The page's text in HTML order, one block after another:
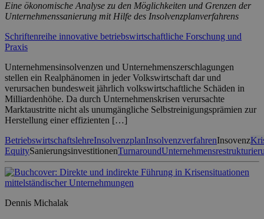
Eine ökonomische Analyse zu den Möglichkeiten und Grenzen der
Unternehmenssanierung mit Hilfe des Insolvenzplanverfahrens
Schriftenreihe innovative betriebswirtschaftliche Forschung und
Praxis
Unternehmensinsolvenzen und Unternehmenszerschlagungen
stellen ein Realphänomen in jeder Volkswirtschaft dar und
verursachen bundesweit jährlich volkswirtschaftliche Schäden in
Milliardenhöhe. Da durch Unternehmenskrisen verursachte
Marktaustritte nicht als unumgängliche Selbstreinigungsprämien zur
Herstellung einer effizienten […]
BetriebswirtschaftslehreInsolvenzplanInsolvenzverfahrenInsovenz
EquitySanierungsinvestitionenTurnaround
Dennis Michalak